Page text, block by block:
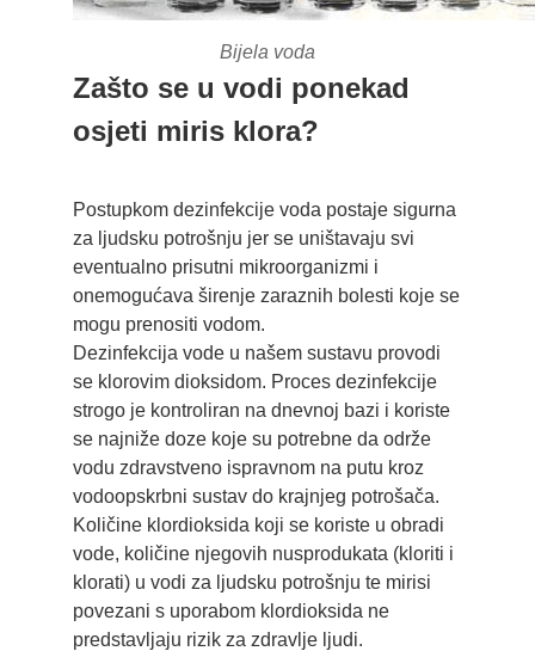
Bijela voda
Zašto se u vodi ponekad
osjeti miris klora?
Postupkom dezinfekcije voda postaje sigurna
za ljudsku potrošnju jer se uništavaju svi
eventualno prisutni mikroorganizmi i
onemogućava širenje zaraznih bolesti koje se
mogu prenositi vodom.
Dezinfekcija vode u našem sustavu provodi
se klorovim dioksidom. Proces dezinfekcije
strogo je kontroliran na dnevnoj bazi i koriste
se najniže doze koje su potrebne da održe
vodu zdravstveno ispravnom na putu kroz
vodoopskrbni sustav do krajnjeg potrošača.
Količine klordioksida koji se koriste u obradi
vode, količine njegovih nusprodukata (kloriti i
klorati) u vodi za ljudsku potrošnju te mirisi
povezani s uporabom klordioksida ne
predstavljaju rizik za zdravlje ljudi.